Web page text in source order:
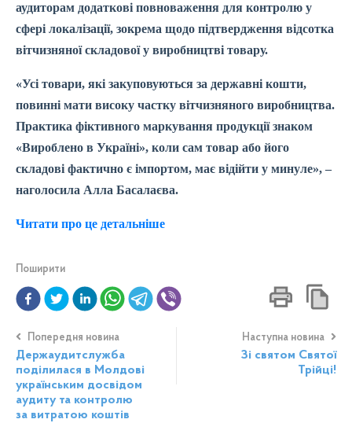
аудиторам додаткові повноваження для контролю у
сфері локалізації, зокрема щодо підтвердження відсотка
вітчизняної складової у виробництві товару.
«Усі товари, які закуповуються за державні кошти,
повинні мати високу частку вітчизняного виробництва.
Практика фіктивного маркування продукції знаком
«Вироблено в Україні», коли сам товар або його
складові фактично є імпортом, має відійти у минуле», –
наголосила Алла Басалаєва.
Читати про це детальніше
Поширити
Попередня новина
Держаудитслужба
поділилася в Молдові
українським досвідом
аудиту та контролю
за витратою коштів
Наступна новина
Зі святом Святої
Трійці!